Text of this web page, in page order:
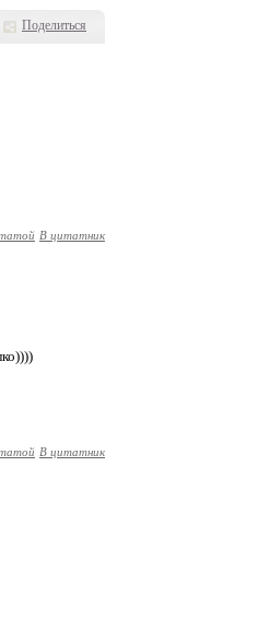
Поделиться
В цитатник
В цитатник